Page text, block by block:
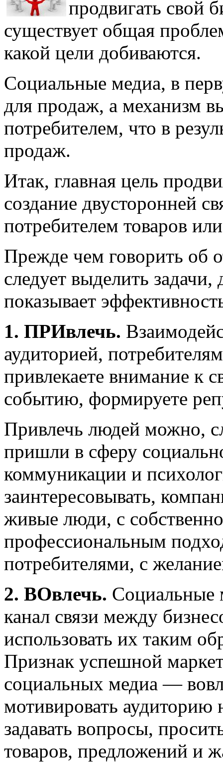
продвигать свой
существует общая
какой цели добиваются.
Социальные медиа, в
для продаж, а механизм
потребителем, что в
продаж.
Итак, главная цель
создание двусторонней
потребителем товаров
Прежде чем говорить об
следует выделить
показывает
1. ПРИвлечь.
аудиторией,
привлекаете внимание к
событию, формируете
Привлечь людей можно,
пришли в сферу
коммуникации и
заинтересовывать,
живые люди, с
профессиональным
потребителями, с
2. ВОвлечь. Социальные
канал связи между
использовать их таким
Признак успешной
социальных медиа —
мотивировать аудиторию
задавать вопросы,
товаров, предложений и